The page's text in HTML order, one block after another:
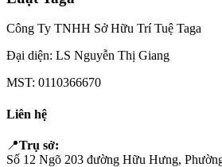
Công Ty TNHH Sở Hữu Trí Tuệ Taga
Đại diện: LS Nguyễn Thị Giang
MST: 0110366670
Liên hệ
📍Trụ sở:
Số 12 Ngõ 203 đường Hữu Hưng,